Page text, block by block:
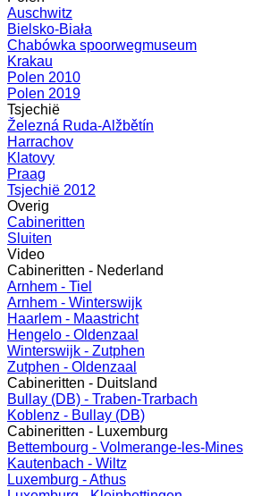
Auschwitz
Bielsko-Biała
Chabówka spoorwegmuseum
Krakau
Polen 2010
Polen 2019
Tsjechië
Železná Ruda-Alžbětín
Harrachov
Klatovy
Praag
Tsjechië 2012
Overig
Cabineritten
Sluiten
Video
Cabineritten - Nederland
Arnhem - Tiel
Arnhem - Winterswijk
Haarlem - Maastricht
Hengelo - Oldenzaal
Winterswijk - Zutphen
Zutphen - Oldenzaal
Cabineritten - Duitsland
Bullay (DB) - Traben-Trarbach
Koblenz - Bullay (DB)
Cabineritten - Luxemburg
Bettembourg - Volmerange-les-Mines
Kautenbach - Wiltz
Luxemburg - Athus